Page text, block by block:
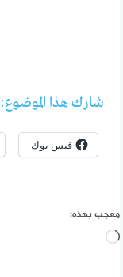
شارك هذا الموضوع:
فيس بوك
معجب بهذه:
جاري